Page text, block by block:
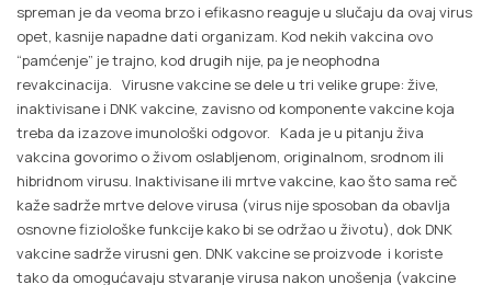
spreman je da veoma brzo i efikasno reaguje u slučaju da ovaj virus
opet, kasnije napadne dati organizam. Kod nekih vakcina ovo
“pamćenje” je trajno, kod drugih nije, pa je neophodna
revakcinacija. Virusne vakcine se dele u tri velike grupe: žive,
inaktivisane i DNK vakcine, zavisno od komponente vakcine koja
treba da izazove imunološki odgovor. Kada je u pitanju živa
vakcina govorimo o živom oslabljenom, originalnom, srodnom ili
hibridnom virusu. Inaktivisane ili mrtve vakcine, kao što sama reč
kaže sadrže mrtve delove virusa (virus nije sposoban da obavlja
osnovne fiziološke funkcije kako bi se održao u životu), dok DNK
vakcine sadrže virusni gen. DNK vakcine se proizvode i koriste
tako da omogućavaju stvaranje virusa nakon unošenja (vakcine